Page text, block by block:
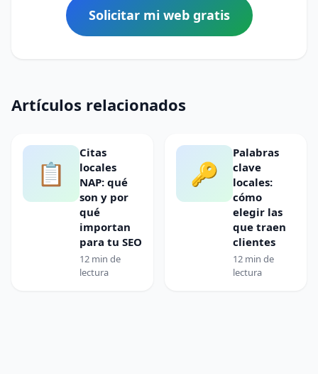
Solicitar mi web gratis
Artículos relacionados
📋
Citas
locales
NAP: qué
son y por
qué
importan
para tu SEO
12 min de
lectura
🔑
Palabras
clave
locales:
cómo
elegir las
que traen
clientes
12 min de
lectura